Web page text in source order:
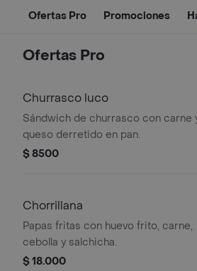
Ofertas Pro Promociones
Ofertas Pro
Churrasco luco
Sándwich de churrasco con carne
queso derretido en pan.
$ 8500
Chorrillana
Papas fritas con huevo frito, carne,
cebolla y salchicha.
$ 18.000